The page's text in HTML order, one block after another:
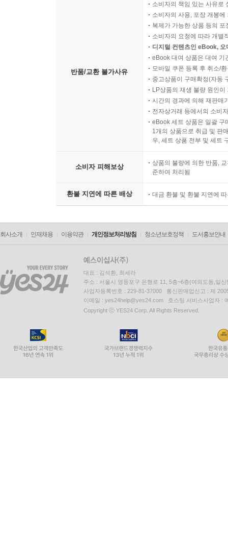
반품/교환 불가사유
소비자의 책임 있는 사유로
소비자의 사용, 포장 개봉
복제가 가능한 상품 등의
소비자의 요청에 따라 개별
디지털 컨텐츠인 eBook,
eBook 대여 상품은 대여 기
모바일 쿠폰 등록 후 취소/
중고상품이 구매확정(자동
LP상품의 재생 불량 원인
시간의 경과에 의해 재판매
전자상거래 등에서의 소비
eBook 세트 상품은 일괄 구
1개의 상품으로 취급 및 판
우, 세트 상품 전부 및 세트
소비자 피해보상
상품의 불량에 의한 반품,
준하여 처리됨
환불 지연에 따른 배상 대금 환불 및 환불 지연에
회사소개 인재채용 이용약관 개인정보처리방침 청소년보호정책 도서홍보안내
대표 : 김석환, 최세라
주소 : 서울시 영등포구 은행로 11, 5층~6층(여의도동,일신
사업자등록번호 : 229-81-37000 통신판매업신고 : 제
이메일 : yes24help@yes24.com 호스팅 서비스사업자 :
Copyright ⓒ YES24 Corp. All Rights Reserved.